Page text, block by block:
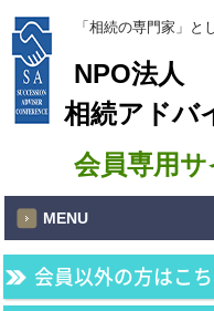
「相続の専門家」
NPO法人
相続アドバ
会員専用サ
MENU
会員以外の方はこ